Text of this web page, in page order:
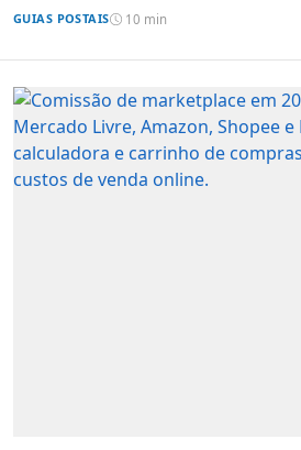
GUIAS POSTAIS 10 min